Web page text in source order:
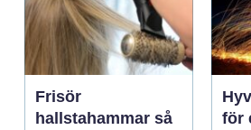
Frisör
hallstahammar så
för